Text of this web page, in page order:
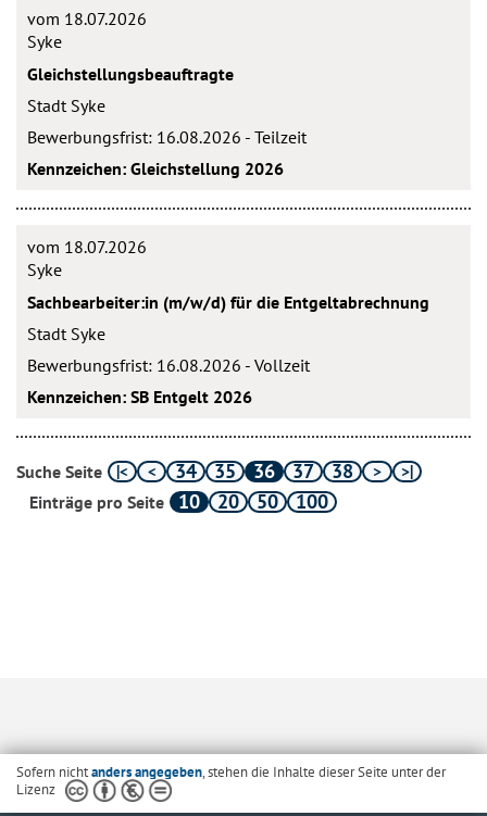
vom 18.07.2026
Syke
Gleichstellungsbeauftragte
Stadt Syke
Bewerbungsfrist: 16.08.2026 - Teilzeit
Kennzeichen: Gleichstellung 2026
vom 18.07.2026
Syke
Sachbearbeiter:in (m/w/d) für die Entgeltabrechnung
Stadt Syke
Bewerbungsfrist: 16.08.2026 - Vollzeit
Kennzeichen: SB Entgelt 2026
Suche Seite 34 35 36 37 38
Einträge pro Seite 10 20 50 100
Sofern nichtanders angegeben, stehen die Inhalte dieser Seite unter der
Lizenz